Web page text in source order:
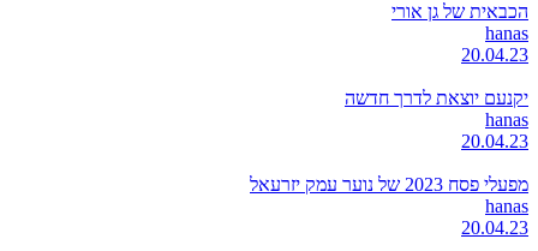
הכבאית של גן אורי
hanas
20.04.23
יקנעם יוצאת לדרך חדשה
hanas
20.04.23
מפעלי פסח 2023 של נוער עמק יזרעאל
hanas
20.04.23